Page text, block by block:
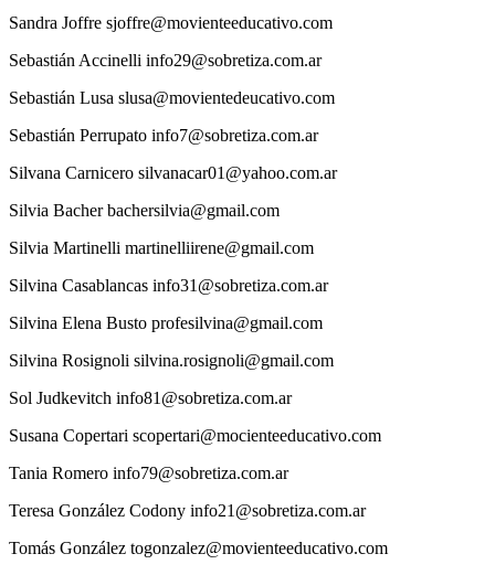
Sandra Joffre sjoffre@movienteeducativo.com
Sebastián Accinelli info29@sobretiza.com.ar
Sebastián Lusa slusa@movientedeucativo.com
Sebastián Perrupato info7@sobretiza.com.ar
Silvana Carnicero silvanacar01@yahoo.com.ar
Silvia Bacherbachersilvia@gmail.com
Silvia Martinelli martinelliirene@gmail.com
Silvina Casablancas info31@sobretiza.com.ar
Silvina Elena Busto profesilvina@gmail.com
Silvina Rosignoli silvina.rosignoli@gmail.com
Sol Judkevitch info81@sobretiza.com.ar
Susana Copertari scopertari@mocienteeducativo.com
Tania Romero info79@sobretiza.com.ar
Teresa González Codony info21@sobretiza.com.ar
Tomás González togonzalez@movienteeducativo.com